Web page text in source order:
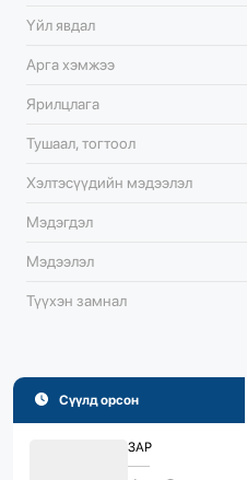
Үйл явдал
Арга хэмжээ
Ярилцлага
Тушаал, тогтоол
Хэлтэсүүдийн мэдээлэл
Мэдэгдэл
Мэдээлэл
Түүхэн замнал
Сүүлд орсон
ЗАР